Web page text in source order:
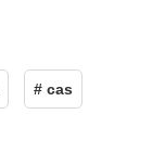
# cas